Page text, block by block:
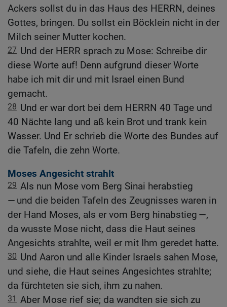
Ackers sollst du in das Haus des HERRN, deines
Gottes, bringen. Du sollst ein Böcklein nicht in der
Milch seiner Mutter kochen.
27 Und der HERR sprach zu Mose: Schreibe dir
diese Worte auf! Denn aufgrund dieser Worte
habe ich mit dir und mit Israel einen Bund
gemacht.
28 Und er war dort bei dem HERRN 40 Tage und
40 Nächte lang und aß kein Brot und trank kein
Wasser. Und Er schrieb die Worte des Bundes auf
die Tafeln, die zehn Worte.
Moses Angesicht strahlt
29 Als nun Mose vom Berg Sinai herabstieg
— und die beiden Tafeln des Zeugnisses waren in
der Hand Moses, als er vom Berg hinabstieg —,
da wusste Mose nicht, dass die Haut seines
Angesichts strahlte, weil er mit Ihm geredet hatte.
30 Und Aaron und alle Kinder Israels sahen Mose,
und siehe, die Haut seines Angesichtes strahlte;
da fürchteten sie sich, ihm zu nahen.
31 Aber Mose rief sie; da wandten sie sich zu